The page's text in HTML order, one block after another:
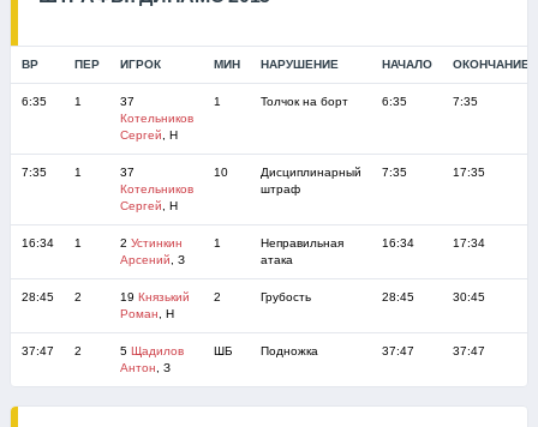
ВР ПЕР ИГРОК МИН НАРУШЕНИЕ НАЧАЛО ОКОНЧАНИЕ
6:35 1
37
Котельников
Сергей , Н
1 Толчок на борт 6:35 7:35
7:35 1
37
Котельников
Сергей , Н
10
Дисциплинарный
штраф
7:35 17:35
16:34 1 2 Устинкин
Арсений , З
1
Неправильная
атака
16:34 17:34
28:45 2 19 Князький
Роман , Н
2 Грубость 28:45 30:45
37:47 2 5 Щадилов
Антон , З
ШБ Подножка 37:47 37:47